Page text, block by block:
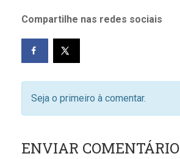
Compartilhe nas redes sociais
Seja o primeiro à comentar.
ENVIAR COMENTÁRIO